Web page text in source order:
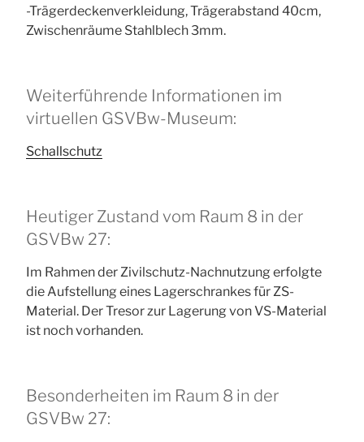
-Trägerdeckenverkleidung, Trägerabstand 40cm,
Zwischenräume Stahlblech 3mm.
Weiterführende Informationen im
virtuellen GSVBw-Museum:
Schallschutz
Heutiger Zustand vom Raum 8 in der
GSVBw 27:
Im Rahmen der Zivilschutz-Nachnutzung erfolgte
die Aufstellung eines Lagerschrankes für ZS-
Material. Der Tresor zur Lagerung von VS-Material
ist noch vorhanden.
Besonderheiten im Raum 8 in der
GSVBw 27: